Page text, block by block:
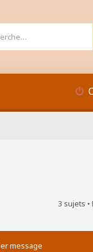
3 sujets •
message